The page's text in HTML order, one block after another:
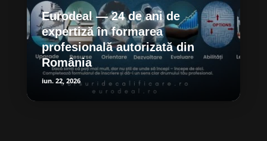
Eurodeal — 24 de ani de
expertiză în formarea
profesională autorizată din
România
iun. 22, 2026